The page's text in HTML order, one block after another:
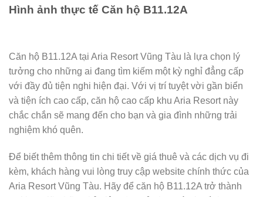
Hình ảnh thực tế Căn hộ B11.12A
Căn hộ B11.12A tại Aria Resort Vũng Tàu là lựa chọn lý
tưởng cho những ai đang tìm kiếm một kỳ nghỉ đẳng cấp
với đầy đủ tiện nghi hiện đại. Với vị trí tuyệt vời gần biển
và tiện ích cao cấp, căn hộ cao cấp khu Aria Resort này
chắc chắn sẽ mang đến cho bạn và gia đình những trải
nghiệm khó quên.
Để biết thêm thông tin chi tiết về giá thuê và các dịch vụ đi
kèm, khách hàng vui lòng truy cập website chính thức của
Aria Resort Vũng Tàu. Hãy để căn hộ B11.12A trở thành